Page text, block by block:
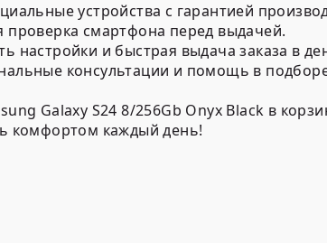
устройства с гарантией
смартфона перед выдачей.
настройки и быстрая выдача заказа в
консультации и помощь в
Galaxy S24 8/256Gb Onyx Black в
комфортом каждый день!